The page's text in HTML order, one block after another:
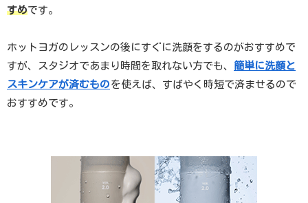
すめです。
ホットヨガのレッスンの後にすぐに洗顔をするのがおすすめで
すが、スタジオであまり時間を取れない方でも、 簡単に洗顔と
スキンケアが済むもの を使えば、すばやく時短で済ませるので
おすすめです。